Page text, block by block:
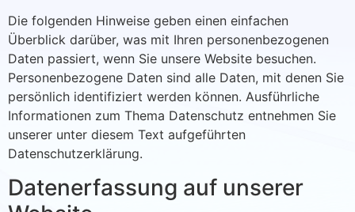
Die folgenden Hinweise geben einen einfachen
Überblick darüber, was mit Ihren personenbezogenen
Daten passiert, wenn Sie unsere Website besuchen.
Personenbezogene Daten sind alle Daten, mit denen Sie
persönlich identifiziert werden können. Ausführliche
Informationen zum Thema Datenschutz entnehmen Sie
unserer unter diesem Text aufgeführten
Datenschutzerklärung.
Datenerfassung auf unserer